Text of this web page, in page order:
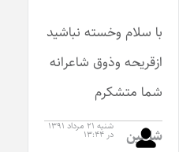
با سلام وخسته نباشید
ازقریحه وذوق شاعرانه
شما متشکرم
شاهین
شنبه ۲۱ مرداد ۱۳۹۱
در ۱۳:۴۴